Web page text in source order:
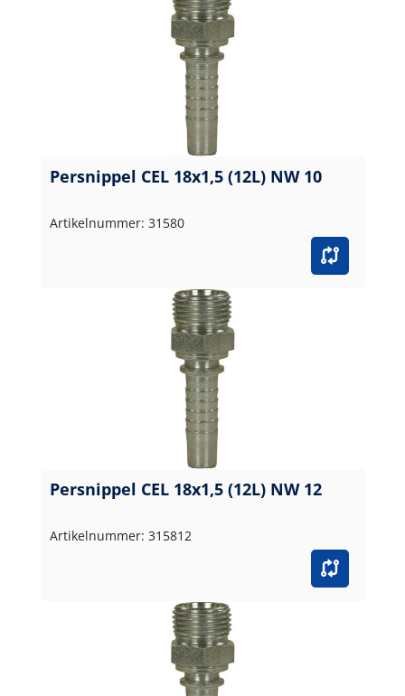
Persnippel CEL 18x1,5 (12L) NW 10
Artikelnummer: 31580
Persnippel CEL 18x1,5 (12L) NW 12
Artikelnummer: 315812